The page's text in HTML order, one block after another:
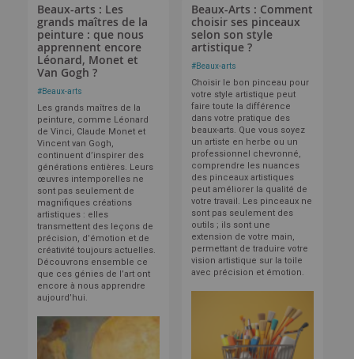
Beaux-arts : Les
grands maîtres de la
peinture : que nous
apprennent encore
Léonard, Monet et
Van Gogh ?
#Beaux-arts
Les grands maîtres de la
peinture, comme Léonard
de Vinci, Claude Monet et
Vincent van Gogh,
continuent d’inspirer des
générations entières. Leurs
œuvres intemporelles ne
sont pas seulement de
magnifiques créations
artistiques : elles
transmettent des leçons de
précision, d’émotion et de
créativité toujours actuelles.
Découvrons ensemble ce
que ces génies de l’art ont
encore à nous apprendre
aujourd’hui.
Beaux-Arts : Comment
choisir ses pinceaux
selon son style
artistique ?
#Beaux-arts
Choisir le bon pinceau pour
votre style artistique peut
faire toute la différence
dans votre pratique des
beaux-arts. Que vous soyez
un artiste en herbe ou un
professionnel chevronné,
comprendre les nuances
des pinceaux artistiques
peut améliorer la qualité de
votre travail. Les pinceaux ne
sont pas seulement des
outils ; ils sont une
extension de votre main,
permettant de traduire votre
vision artistique sur la toile
avec précision et émotion.